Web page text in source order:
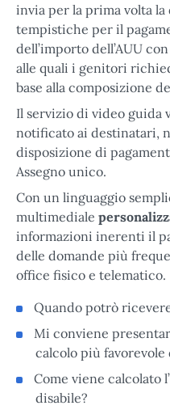
invia per la prima volta la
tempistiche per il
dell’importo dell’AUU
alle quali i genitori
base alla composizione
Il servizio di video guida
notificato ai destinatari,
disposizione di
Assegno unico.
Con un linguaggio
multimediale
informazioni inerenti il
delle domande più
office fisico e telematico.
Quando potrò
Mi conviene
calcolo più favorevole
Come viene calcolato
disabile?